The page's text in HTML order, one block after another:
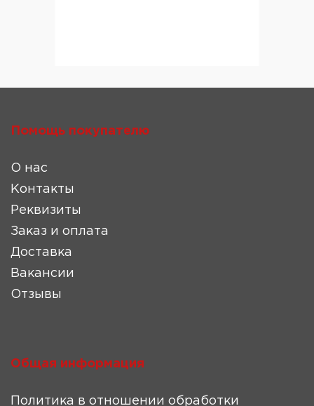
Помощь покупателю
О нас
Контакты
Реквизиты
Заказ и оплата
Доставка
Вакансии
Отзывы
Общая информация
Политика в отношении обработки